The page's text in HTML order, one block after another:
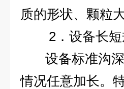
质的形状、颗粒
2．设备长短
设备标准沟深
情况任意加长。